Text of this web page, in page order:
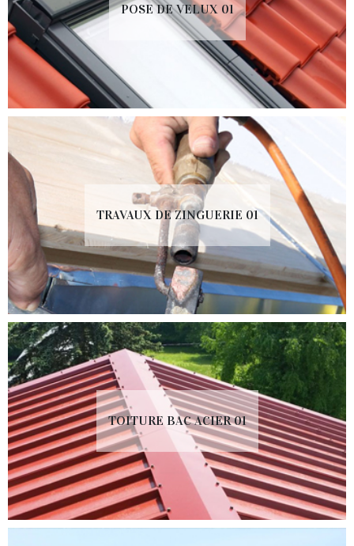
POSE DE VELUX 01
TRAVAUX DE ZINGUERIE 01
TOITURE BAC ACIER 01